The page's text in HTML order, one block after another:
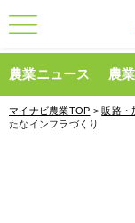
農業ニュース 農
マイナビ農業TOP >販路・
たなインフラづくり